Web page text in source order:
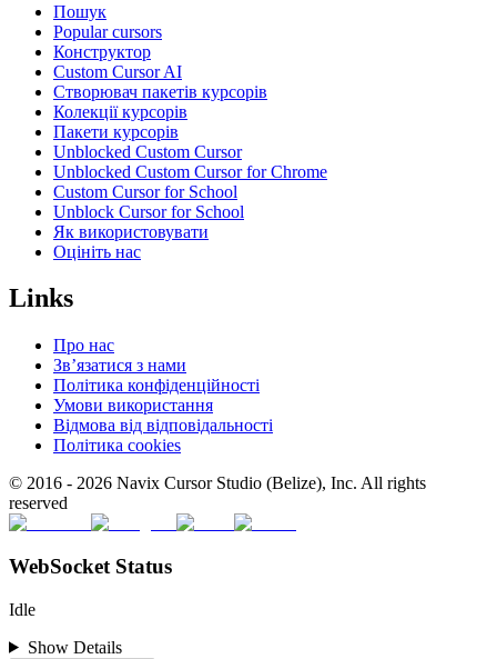
Пошук
Popular cursors
Конструктор
Custom Cursor AI
Створювач пакетів курсорів
Колекції курсорів
Пакети курсорів
Unblocked Custom Cursor
Unblocked Custom Cursor for Chrome
Custom Cursor for School
Unblock Cursor for School
Як використовувати
Оцініть нас
Links
Про нас
Зв’язатися з нами
Політика конфіденційності
Умови використання
Відмова від відповідальності
Політика cookies
© 2016 - 2026 Navix Cursor Studio (Belize), Inc. All rights
reserved
WebSocket Status
Idle
Show Details